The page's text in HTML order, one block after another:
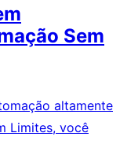
Sem
altamente
Limites, você